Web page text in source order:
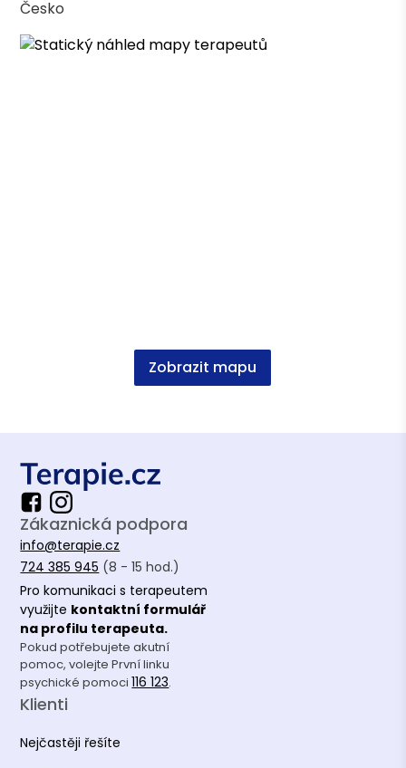
Terapeutické kurzy
psychoterapii (ČSPAP)
vzdělávání
Univerzita Palackého; Mgr. Andragogika
Česko
Zobrazit mapu
Zákaznická podpora
info@terapie.cz
724 385 945 (8 - 15 hod.)
Pro komunikaci s terapeutem
využijte kontaktní formulář
na profilu terapeuta.
Pokud potřebujete akutní
pomoc, volejte První linku
psychické pomoci116 123.
Klienti
Nejčastěji řešíte